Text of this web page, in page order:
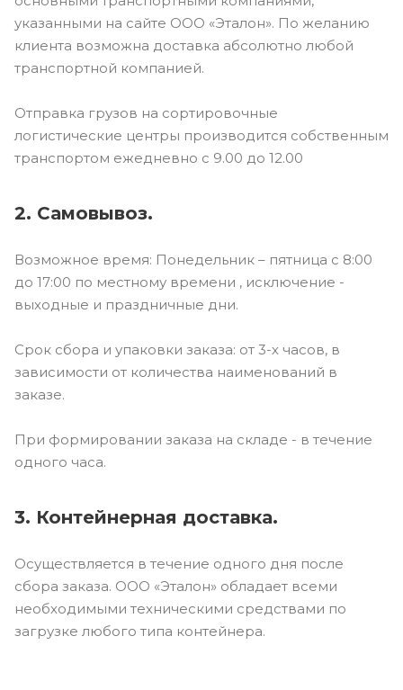
указанными на сайте ООО «Эталон». По желанию
клиента возможна доставка абсолютно любой
транспортной компанией.
Отправка грузов на сортировочные
логистические центры производится собственным
транспортом ежедневно с 9.00 до 12.00
2. Самовывоз.
Возможное время: Понедельник – пятница с 8:00
до 17:00 по местному времени , исключение -
выходные и праздничные дни.
Срок сбора и упаковки заказа: от 3-х часов, в
зависимости от количества наименований в
заказе.
При формировании заказа на складе - в течение
одного часа.
3. Контейнерная доставка.
Осуществляется в течение одного дня после
сбора заказа. ООО «Эталон» обладает всеми
необходимыми техническими средствами по
загрузке любого типа контейнера.